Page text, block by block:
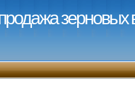
зерновых